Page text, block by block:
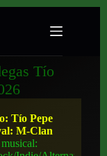
Tío
Tío Pepe
M-Clan